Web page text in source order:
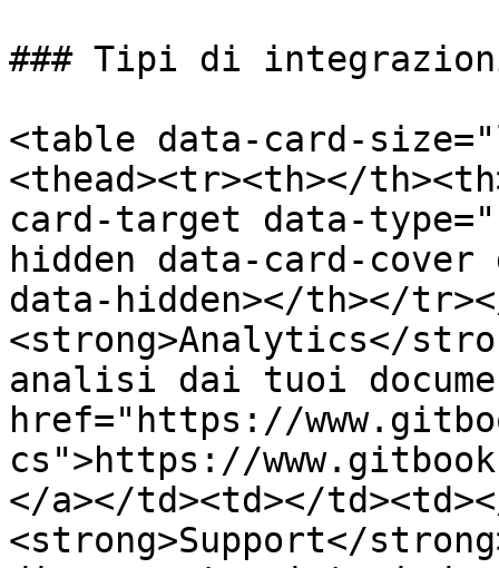
### Tipi di
<table data-card-
<thead><tr><th></
card-target data-
hidden data-card-
data-hidden></th></
<strong>Analytics</
analisi dai tuoi
href="https://
cs">https://
</a></td><td></
<strong>Support</